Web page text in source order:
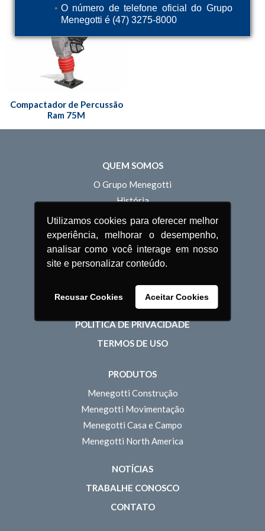
O número de telefone oficial do Grupo
Menegotti é (47) 3275-8000
Utilizamos cookies para oferecer melhor
experiência, melhorar o desempenho,
analisar como você interage em nosso
site e personalizar conteúdo.
Recusar Cookies Aceitar Cookies
Compactador de Percussão
Ram 75M
QUEM SOMOS
O Grupo Menegotti
História
Unidades
Estrutura Comercial
Estrutura Operacional
Inovação
Pessoas
POLÍTICA DE PRIVACIDADE
TERMOS DE USO
PRODUTOS
Menegotti Construção
Menegotti Movimentação
Menegotti Casa e Campo
Menegotti North America
NOTÍCIAS
TRABALHE CONOSCO
CONTATO